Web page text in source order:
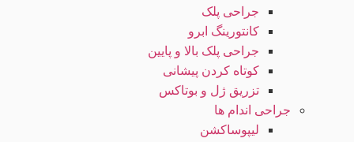
جراحی پلک
کانتورینگ ابرو
جراحی پلک بالا و پایین
کوتاه کردن پیشانی
تزریق ژل و بوتاکس
جراحی اندام ها
لیپوساکشن